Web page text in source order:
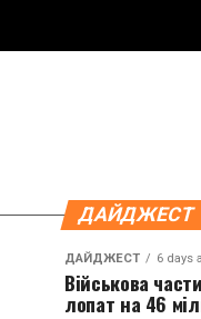
ДАЙДЖЕСТ
ДАЙДЖЕСТ 6 days
Військова
лопат на 46